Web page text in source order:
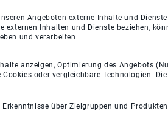
Angeboten externe Inhalte und Dienste
externen Inhalten und Dienste beziehen,
und verarbeiten.
anzeigen, Optimierung des Angebots
oder vergleichbare Technologien.
über Zielgruppen und